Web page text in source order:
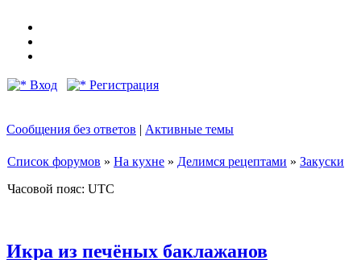
Вход Регистрация
Сообщения без ответов | Активные темы
Список форумов » На кухне » Делимся рецептами » Закуски
Часовой пояс: UTC
Икра из печёных баклажанов